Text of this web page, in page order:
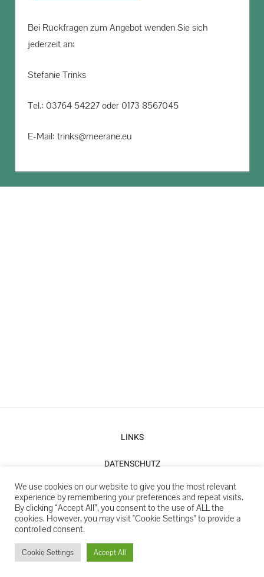
Bei Rückfragen zum Angebot wenden Sie sich
jederzeit an:
Stefanie Trinks
Tel.: 03764 54227 oder 0173 8567045
E-Mail: trinks@meerane.eu
LINKS
DATENSCHUTZ
IMPRESSUM
Copyright 2022: Partnerschaft für Demokratie Meerane, Träger:
Jugendclub "Beverly Hill's" e.V.
We use cookies on our website to give you the most relevant
experience by remembering your preferences and repeat visits.
By clicking “Accept All”, you consent to the use of ALL the
cookies. However, you may visit "Cookie Settings" to provide a
controlled consent.
Cookie Settings Accept All